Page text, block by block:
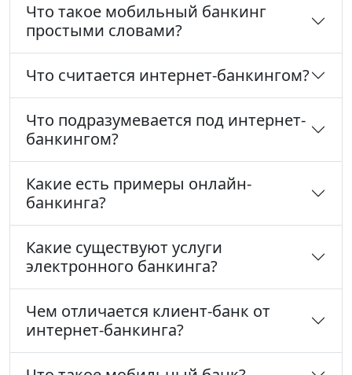
Что такое мобильный банкинг
простыми словами?
Что считается интернет-банкингом?
Что подразумевается под интернет-
банкингом?
Какие есть примеры онлайн-
банкинга?
Какие существуют услуги
электронного банкинга?
Чем отличается клиент-банк от
интернет-банкинга?